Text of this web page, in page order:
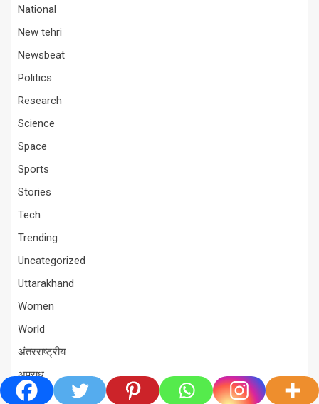
National
New tehri
Newsbeat
Politics
Research
Science
Space
Sports
Stories
Tech
Trending
Uncategorized
Uttarakhand
Women
World
अंतरराष्ट्रीय
अपराध
अल्मोड़ा